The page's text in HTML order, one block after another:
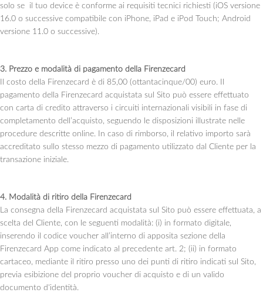
solo se il tuo device è conforme ai requisiti tecnici richiesti (iOS versione
16.0 o successive compatibile con iPhone, iPad e iPod Touch; Android
versione 11.0 o successive).
3. Prezzo e modalità di pagamento della Firenzecard
Il costo della Firenzecard è di 85,00 (ottantacinque/00) euro. Il
pagamento della Firenzecard acquistata sul Sito può essere effettuato
con carta di credito attraverso i circuiti internazionali visibili in fase di
completamento dell’acquisto, seguendo le disposizioni illustrate nelle
procedure descritte online. In caso di rimborso, il relativo importo sarà
accreditato sullo stesso mezzo di pagamento utilizzato dal Cliente per la
transazione iniziale.
4. Modalità di ritiro della Firenzecard
La consegna della Firenzecard acquistata sul Sito può essere effettuata, a
scelta del Cliente, con le seguenti modalità: (i) in formato digitale,
inserendo il codice voucher all’interno di apposita sezione della
Firenzecard App come indicato al precedente art. 2; (ii) in formato
cartaceo, mediante il ritiro presso uno dei punti di ritiro indicati sul Sito,
previa esibizione del proprio voucher di acquisto e di un valido
documento d'identità.